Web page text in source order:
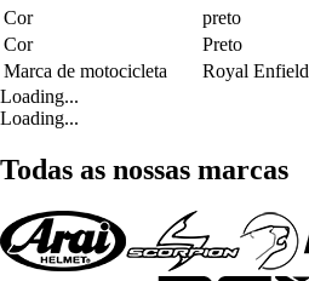
Cor
preto
Cor
Preto
Marca de motocicleta
Royal Enfield
Loading...
Loading...
Todas as nossas marcas